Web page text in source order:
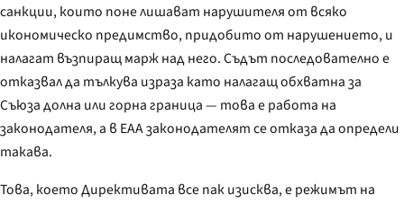
санкции, които поне лишават нарушителя от всяко
икономическо предимство, придобито от нарушението, и
налагат възпиращ марж над него. Съдът последователно е
отказвал да тълкува израза като налагащ обхватна за
Съюза долна или горна граница — това е работа на
законодателя, а в EAA законодателят се отказа да определи
такава.
Това, което Директивата все пак изисква, е режимът на